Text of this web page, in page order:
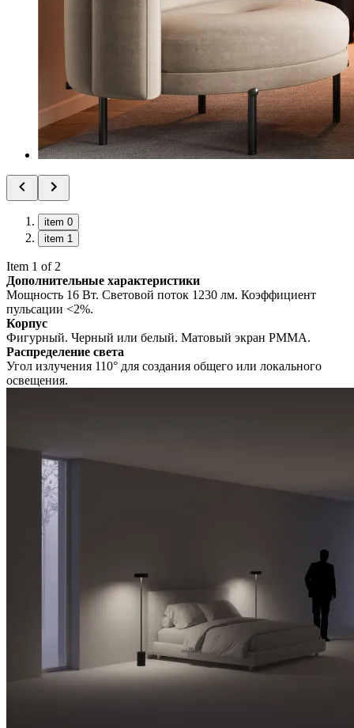
item 0
item 1
Item 1 of 2
Дополнительные характеристики
Мощность 16 Вт. Световой поток 1230 лм. Коэффициент
пульсации <2%.
Корпус
Фигурный. Черный или белый. Матовый экран PMMA.
Распределение света
Угол излучения 110° для создания общего или локального
освещения.